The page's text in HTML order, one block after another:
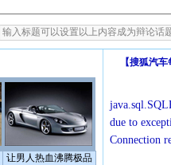
让男人热血沸腾极品
【搜狐汽车
due to
Connection